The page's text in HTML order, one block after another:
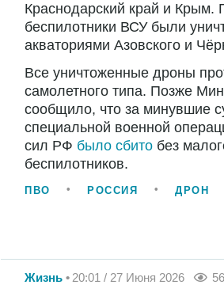
Краснодарский край и Крым.
беспилотники ВСУ были
акваториями Азовского и
Все уничтоженные дроны
самолетного типа. Позже
сообщило, что за минувшие
специальной военной
сил РФ было сбито без
беспилотников.
ПВО РОССИЯ ДРОН
Жизнь 20:01 / 27 Июня 2026